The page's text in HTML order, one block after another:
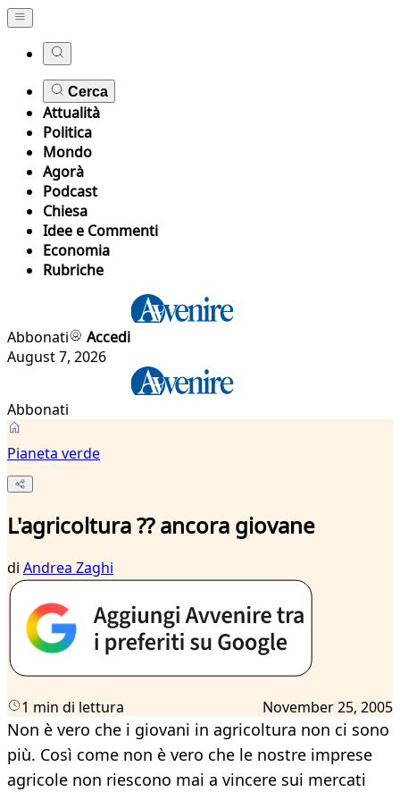
Cerca
Attualità
Politica
Mondo
Agorà
Podcast
Chiesa
Idee e Commenti
Economia
Rubriche
Abbonati
Accedi
August 7, 2026
Abbonati
Pianeta verde
L'agricoltura ?? ancora giovane
di Andrea Zaghi
1 min di lettura November 25, 2005
Non è vero che i giovani in agricoltura non ci sono
più. Così come non è vero che le nostre imprese
agricole non riescono mai a vincere sui mercati